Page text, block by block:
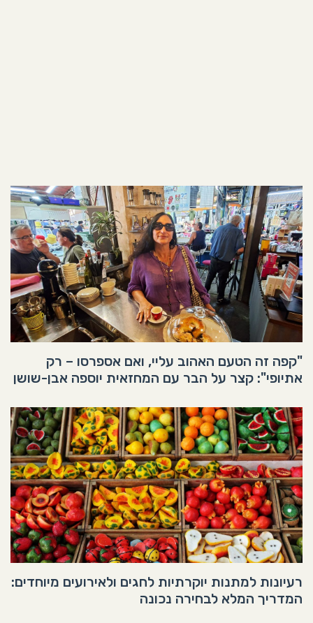
"קפה זה הטעם האהוב עליי, ואם אספרסו – רק
אתיופי": קצר על הבר עם המחזאית יוספה אבן-שושן
רעיונות למתנות יוקרתיות לחגים ולאירועים מיוחדים:
המדריך המלא לבחירה נכונה